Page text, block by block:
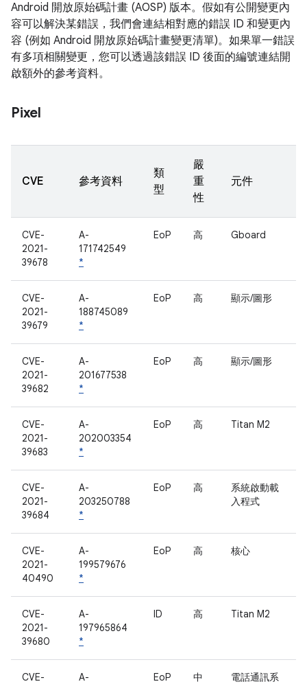
Android 開放原始碼計畫 (AOSP) 版本。假如有公開變更內
容可以解決某錯誤，我們會連結相對應的錯誤 ID 和變更內
容 (例如 Android 開放原始碼計畫變更清單)。如果單一錯誤
有多項相關變更，您可以透過該錯誤 ID 後面的編號連結開
啟額外的參考資料。
Pixel
CVE 參考資料
類
型
嚴
重
性
元件
CVE-
2021-
39678
A-
171742549
*
EoP 高 Gboard
CVE-
2021-
39679
A-
188745089
*
EoP 高 顯示/圖形
CVE-
2021-
39682
A-
201677538
*
EoP 高 顯示/圖形
CVE-
2021-
39683
A-
202003354
*
EoP 高 Titan M2
CVE-
2021-
39684
A-
203250788
*
EoP 高
系統啟動載
入程式
CVE-
2021-
40490
A-
199579676
*
EoP 高 核心
CVE-
2021-
39680
A-
197965864
*
ID 高 Titan M2
CVE-
A-
EoP 中
電話通訊系